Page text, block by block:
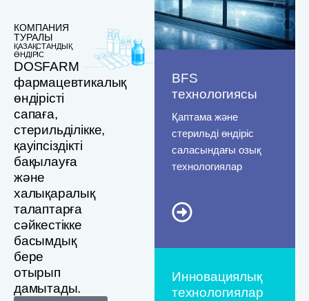
КОМПАНИЯ
ТУРАЛЫ
ҚАЗАҚСТАНДЫҚ
ӨНДІРІС
DOSFARM
фармацевтикалық
өндірісті
сапаға,
стерильділікке,
қауіпсіздікті
бақылауға
және
халықаралық
талаптарға
сәйкестікке
басымдық
бере
отырып
дамытады.
BFS
технологиясы
Қаптама және
стерильді өндіріс
саласындағы озық
технологиялар
Инновациялық
технологиялар